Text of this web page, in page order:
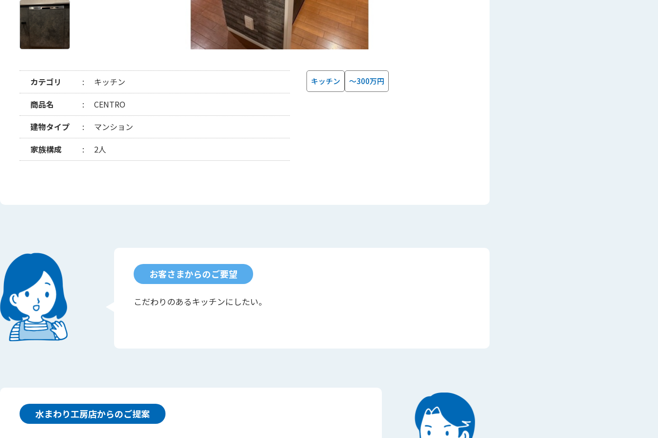
カテゴリ
キッチン
商品名
CENTRO
建物タイプ
マンション
家族構成
2人
キッチン ～300万円
お客さまからのご要望
こだわりのあるキッチンにしたい。
水まわり工房店からのご提案